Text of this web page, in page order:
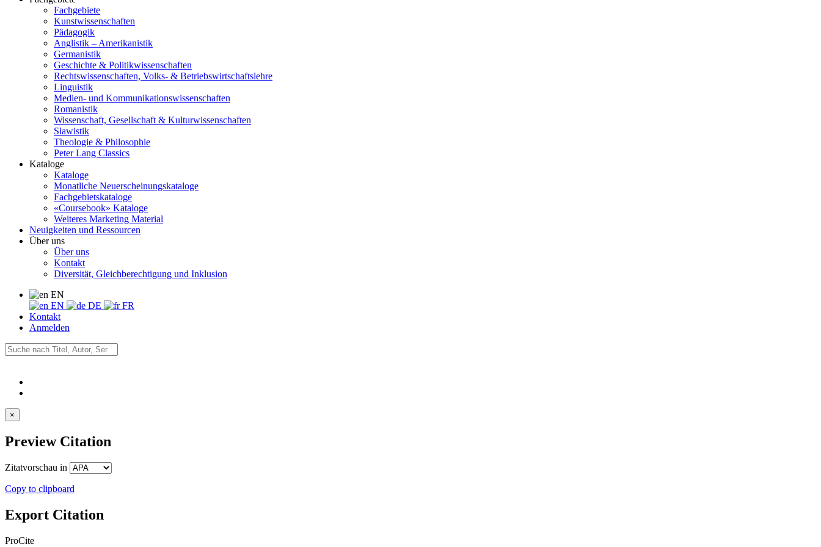
Fachgebiete
Kunstwissenschaften
Pädagogik
Anglistik – Amerikanistik
Germanistik
Geschichte & Politikwissenschaften
Rechtswissenschaften, Volks- & Betriebswirtschaftslehre
Linguistik
Medien- und Kommunikationswissenschaften
Romanistik
Wissenschaft, Gesellschaft & Kulturwissenschaften
Slawistik
Theologie & Philosophie
Peter Lang Classics
Kataloge
Kataloge
Monatliche Neuerscheinungskataloge
Fachgebietskataloge
«Coursebook» Kataloge
Weiteres Marketing Material
Neuigkeiten und Ressourcen
Über uns
Über uns
Kontakt
Diversität, Gleichberechtigung und Inklusion
EN
EN
DE
FR
Kontakt
Anmelden
×
Preview Citation
Zitatvorschau in
Copy to clipboard
Export Citation
ProCite